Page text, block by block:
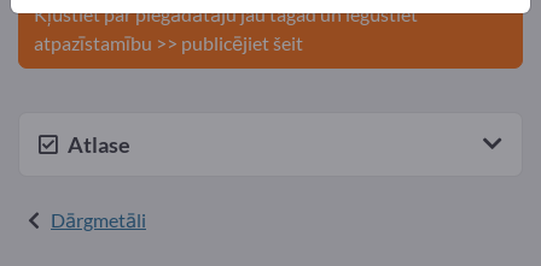
Kļūstiet par piegādātāju jau tagad un iegūstiet
atpazīstamību >> publicējiet šeit
Atlase
Dārgmetāli